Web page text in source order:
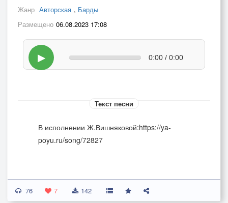
Жанр Авторская , Барды
Размещено 06.08.2023 17:08
▶ 0:00 / 0:00
Текст песни
В исполнении Ж.Вишняковой:https://ya-
poyu.ru/song/72827
76 7 142